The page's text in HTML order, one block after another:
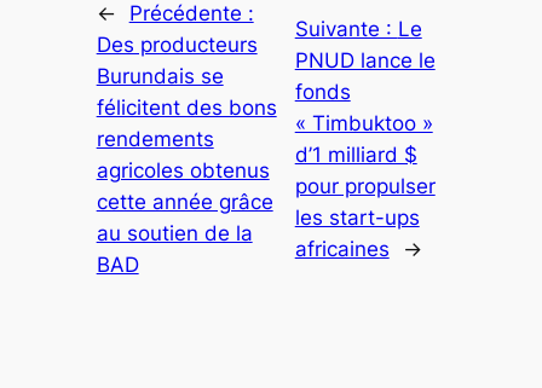
←
Précédente :
Des producteurs
Burundais se
félicitent des bons
rendements
agricoles obtenus
cette année grâce
au soutien de la
BAD
Suivante : Le
PNUD lance le
fonds
« Timbuktoo »
d’1 milliard $
pour propulser
les start-ups
africaines
→